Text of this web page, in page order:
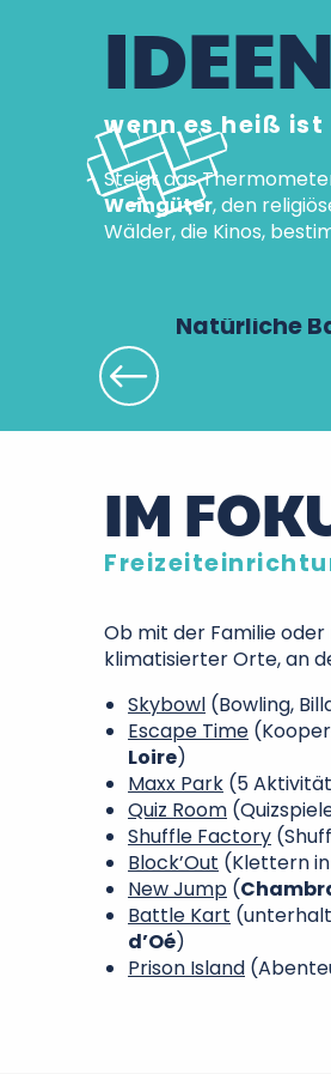
wenn es heiß ist
Steigt das
Weingüter, den
Wälder, die Kinos,
Natürliche
IM
Ob mit der Familie
klimatisierter Orte, an
Skybowl (Bowling,
Escape Time
Loire)
Maxx Park (5
Quiz Room
Shuffle Factory
Block’Out (Klettern in
New Jump (
Battle Kart
d’Oé)
Prison Island